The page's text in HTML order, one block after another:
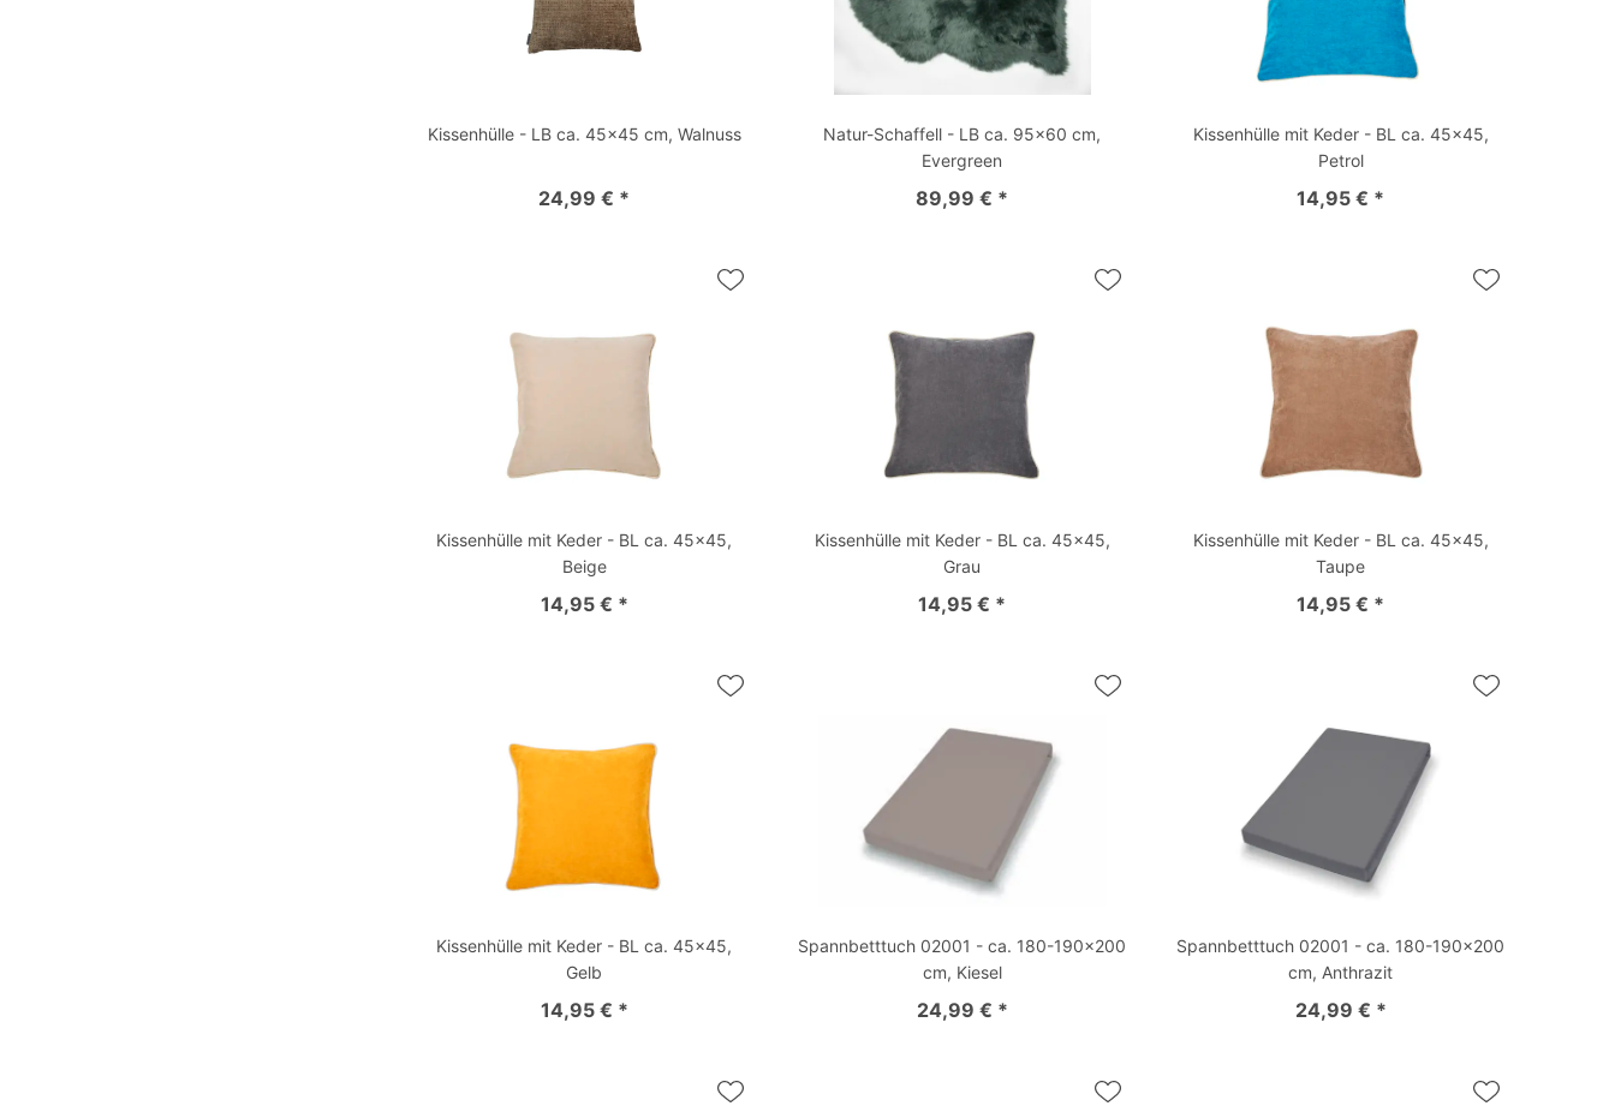
Kissenhülle - LB ca. 45x45 cm, Walnuss
24,99 € *
Natur-Schaffell - LB ca. 95x60 cm,
Evergreen
89,99 € *
Kissenhülle mit Keder - BL ca. 45x45,
Petrol
14,95 € *
Kissenhülle mit Keder - BL ca. 45x45,
Beige
14,95 € *
Kissenhülle mit Keder - BL ca. 45x45,
Grau
14,95 € *
Kissenhülle mit Keder - BL ca. 45x45,
Taupe
14,95 € *
Kissenhülle mit Keder - BL ca. 45x45,
Gelb
14,95 € *
Spannbetttuch 02001 - ca. 180-190x200
cm, Kiesel
24,99 € *
Spannbetttuch 02001 - ca. 180-190x200
cm, Anthrazit
24,99 € *